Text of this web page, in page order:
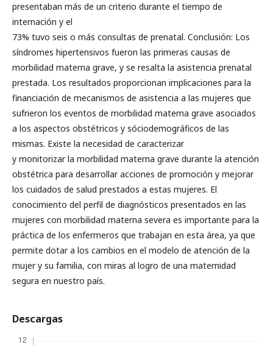
presentaban más de un criterio durante el tiempo de
internación y el
73% tuvo seis o más consultas de prenatal. Conclusión: Los
síndromes hipertensivos fueron las primeras causas de
morbilidad materna grave, y se resalta la asistencia prenatal
prestada. Los resultados proporcionan implicaciones para la
financiación de mecanismos de asistencia a las mujeres que
sufrieron los eventos de morbilidad materna grave asociados
a los aspectos obstétricos y sóciodemográficos de las
mismas. Existe la necesidad de caracterizar
y monitorizar la morbilidad materna grave durante la atención
obstétrica para desarrollar acciones de promoción y mejorar
los cuidados de salud prestados a estas mujeres. El
conocimiento del perfil de diagnósticos presentados en las
mujeres con morbilidad materna severa es importante para la
práctica de los enfermeros que trabajan en esta área, ya que
permite dotar a los cambios en el modelo de atención de la
mujer y su familia, con miras al logro de una maternidad
segura en nuestro país.
Descargas